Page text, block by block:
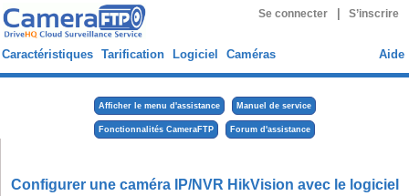
Se connecter S’inscrire
Caractéristiques Tarification Logiciel Caméras Aide
Afficher le menu d'assistance Manuel de service
Fonctionnalités CameraFTP Forum d'assistance
Configurer une caméra IP/NVR HikVision avec le logiciel